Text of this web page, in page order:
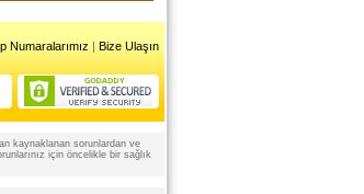
Numaralarımız | Bize Ulaşın
kaynaklanan sorunlardan ve
için öncelikle bir sağlık